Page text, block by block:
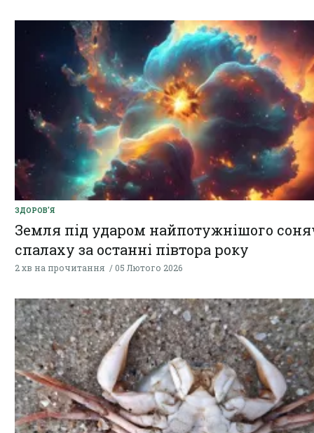
ЗДОРОВ'Я
Земля під ударом найпотужнішого
спалаху за останні півтора року
2 хв на прочитання 05 Лютого 2026